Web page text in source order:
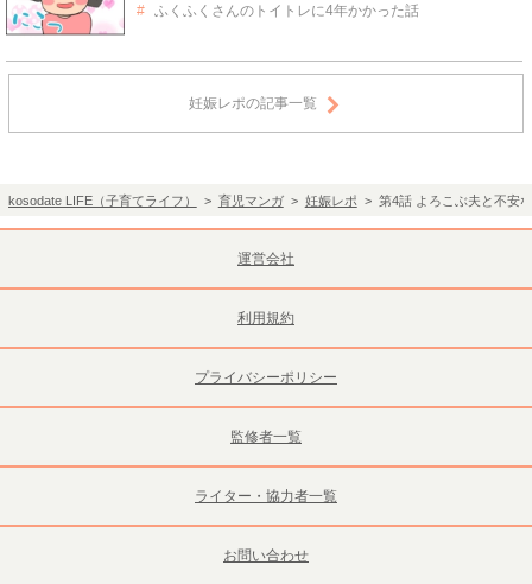
ふくふくさんのトイトレに4年かかった話
妊娠レポの記事一覧
kosodate LIFE（子育てライフ） > 育児マンガ> 妊娠レポ> 第4話 よろこぶ夫と不安
運営会社
利用規約
プライバシーポリシー
監修者一覧
ライター・協力者一覧
お問い合わせ